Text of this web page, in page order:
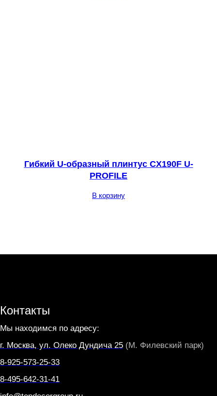
Гибкий U-образный плинтус CX190F U-
PROFILE
В корзину
Контакты
Мы находимся по адресу:
г. Москва, ул. Олеко Дундича 25 (М. Филевский парк)
8-925-573-25-33
8-495-642-31-41